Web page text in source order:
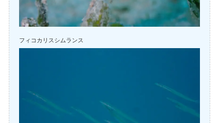
フィコカリスシムランス